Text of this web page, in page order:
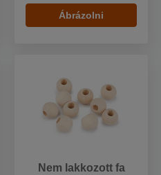
Ábrázolni
Nem lakkozott fa